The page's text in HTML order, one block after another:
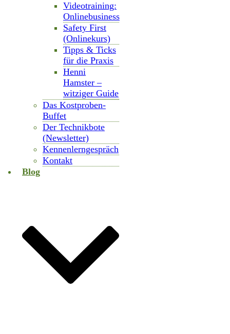
Videotraining:
Onlinebusiness
Safety First
(Onlinekurs)
Tipps & Ticks
für die Praxis
Henni
Hamster –
witziger Guide
Das Kostproben-
Buffet
Der Technikbote
(Newsletter)
Kennenlerngespräch
Kontakt
Blog